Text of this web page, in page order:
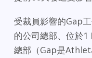
受裁員影響的Gap
的公司總部、位於
總部（Gap是